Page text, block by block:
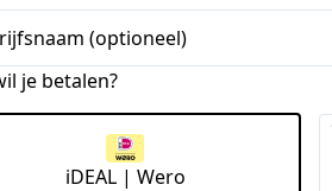
(optioneel)
je betalen?
iDEAL | Wero